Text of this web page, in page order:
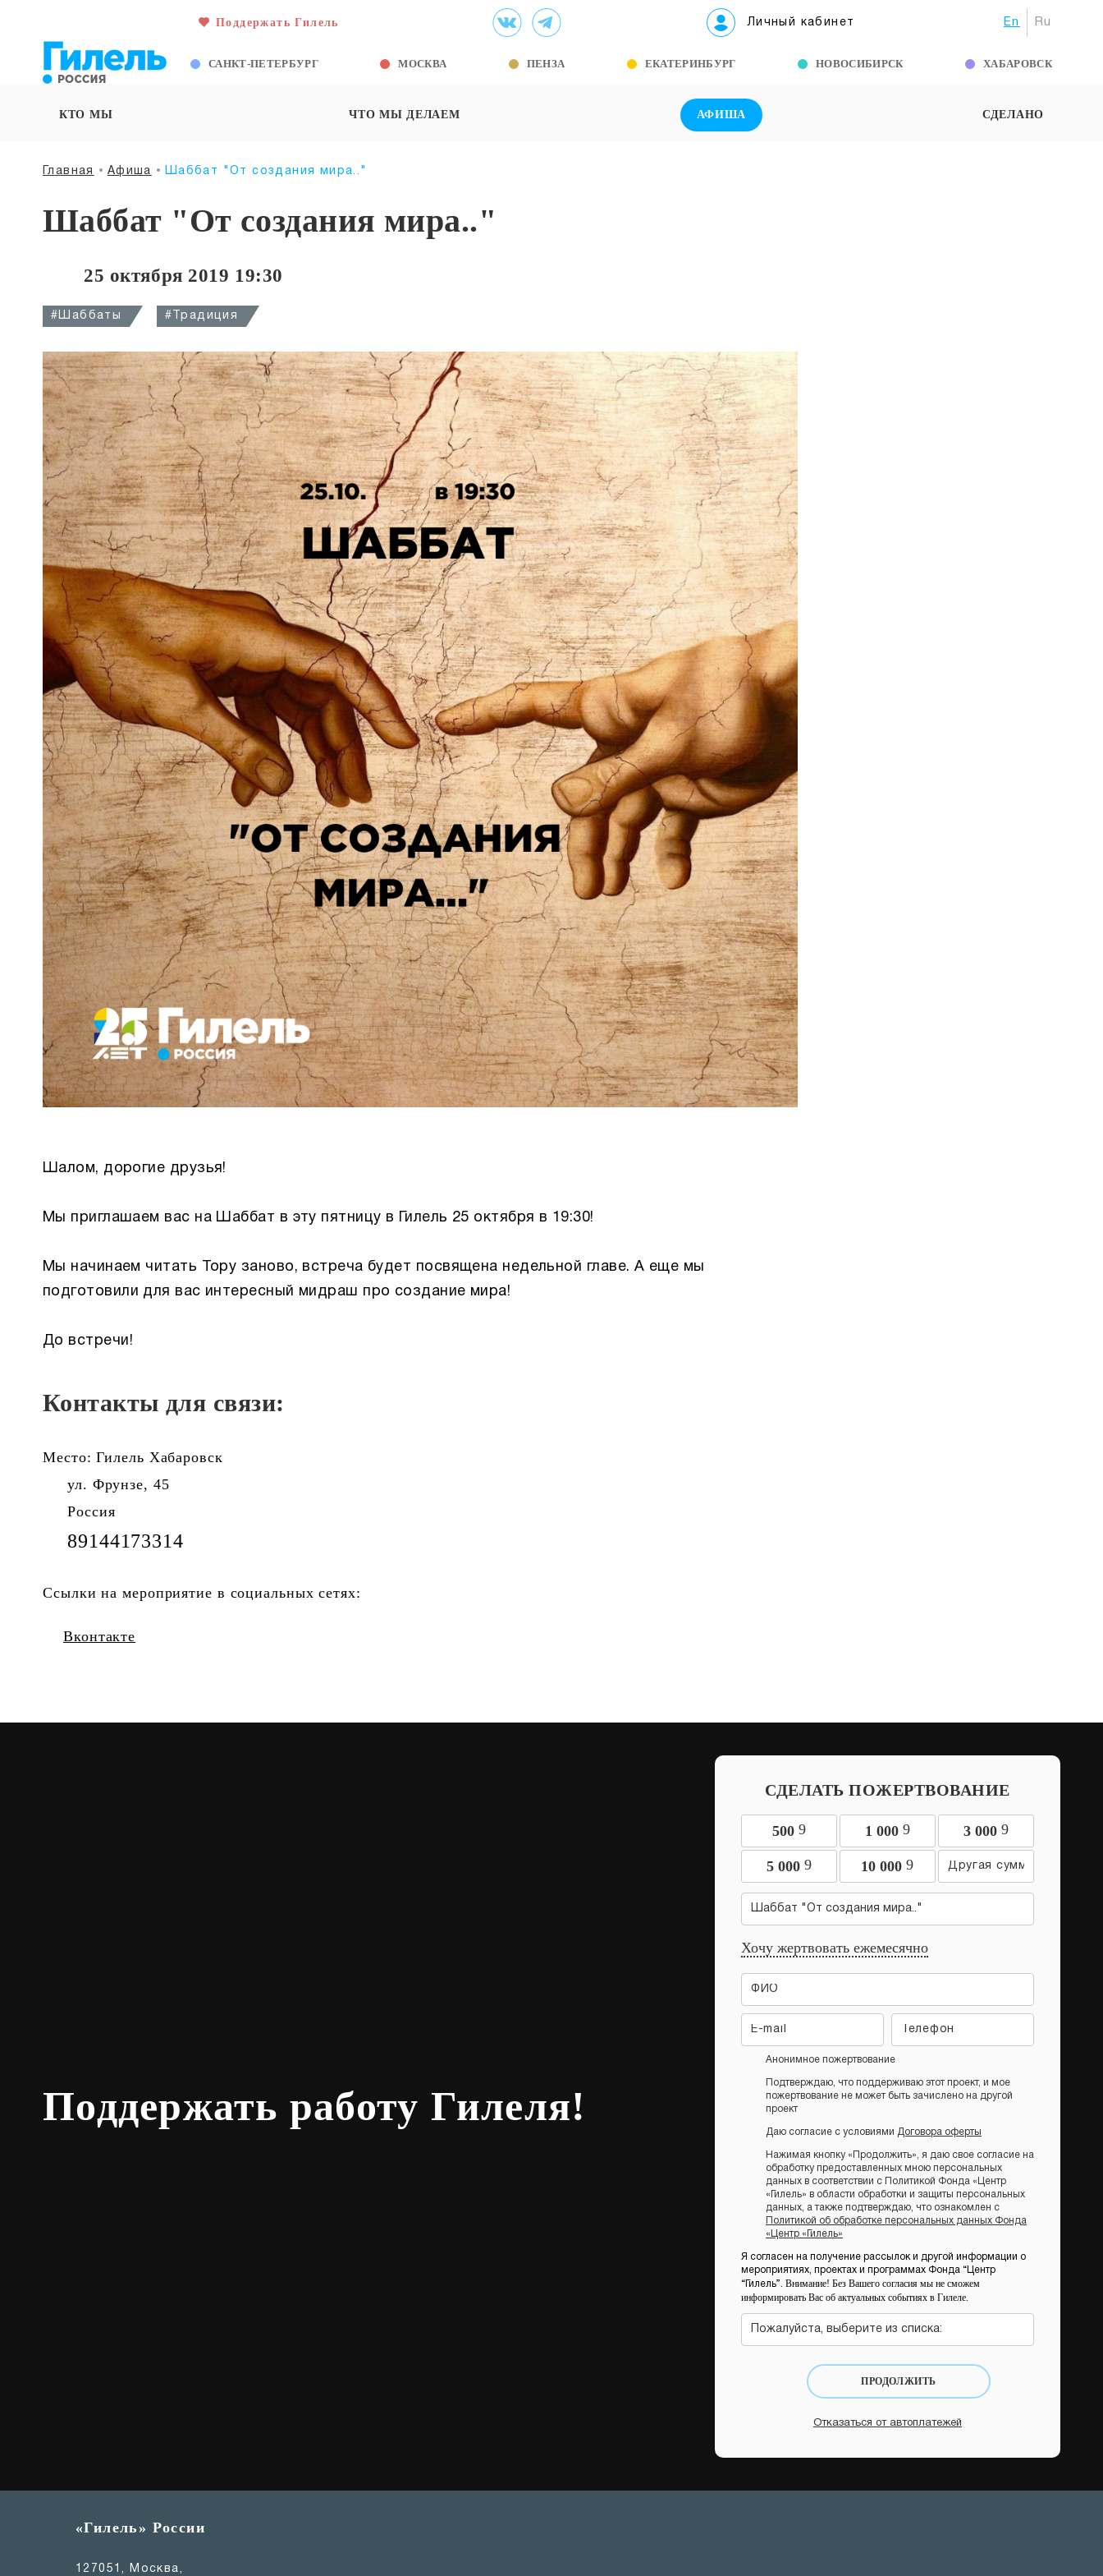
Поддержать Гилель Личный кабинет En Ru
САНКТ-ПЕТЕРБУРГ МОСКВА ПЕНЗА ЕКАТЕРИНБУРГ НОВОСИБИРСК ХАБАРОВСК
КТО МЫ ЧТО МЫ ДЕЛАЕМ АФИША СДЕЛАНО
Главная Афиша Шаббат "От создания мира.."
Шаббат "От создания мира.."
25 октября 2019 19:30
#Шаббаты #Традиция
Шалом, дорогие друзья!
Мы приглашаем вас на Шаббат в эту пятницу в Гилель 25 октября в 19:30!
Мы начинаем читать Тору заново, встреча будет посвящена недельной главе. А еще мы
подготовили для вас интересный мидраш про создание мира!
До встречи!
Контакты для связи:
Место: Гилель Хабаровск
ул. Фрунзе, 45
Россия
89144173314
Ссылки на мероприятие в социальных сетях:
Вконтакте
Поддержать работу Гилеля!
СДЕЛАТЬ ПОЖЕРТВОВАНИЕ
500 9 1 000 9 3 000 9
5 000 9 10 0009
Шаббат "От создания мира.."
Хочу жертвовать ежемесячно
Анонимное пожертвование
Подтверждаю, что поддерживаю этот проект, и мое
пожертвование не может быть зачислено на другой
проект
Даю согласие с условиями Договора оферты
Нажимая кнопку «Продолжить», я даю свое согласие на
обработку предоставленных мною персональных
данных в соответствии с Политикой Фонда «Центр
«Гилель» в области обработки и защиты персональных
данных, а также подтверждаю, что ознакомлен с
Политикой об обработке персональных данных Фонда
«Центр «Гилель»
Я согласен на получение рассылок и другой информации о
мероприятиях, проектах и программах Фонда “Центр
“Гилель”. Внимание! Без Вашего согласия мы не сможем
информировать Вас об актуальных событиях в Гилеле.
Пожалуйста, выберите из списка:
ПРОДОЛЖИТЬ
Отказаться от автоплатежей
«Гилель» России
127051, Москва,